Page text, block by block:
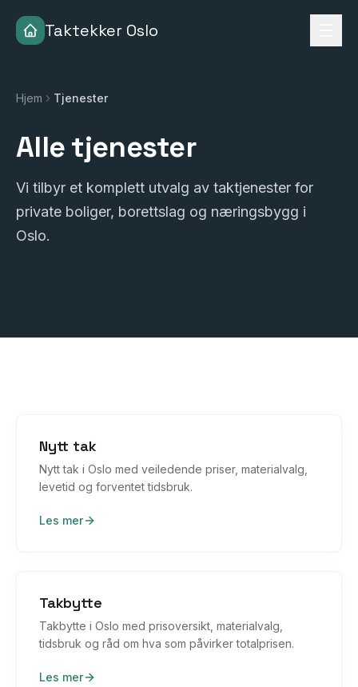
Taktekker Oslo
Hjem Tjenester
Alle tjenester
Vi tilbyr et komplett utvalg av taktjenester for
private boliger, borettslag og næringsbygg i
Oslo.
Nytt tak
Nytt tak i Oslo med veiledende priser, materialvalg,
levetid og forventet tidsbruk.
Les mer
Takbytte
Takbytte i Oslo med prisoversikt, materialvalg,
tidsbruk og råd om hva som påvirker totalprisen.
Les mer